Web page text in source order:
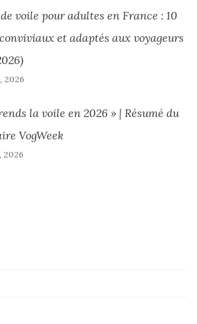
voile pour adultes en France : 10
et adaptés aux voyageurs
2026
la voile en 2026 » | Résumé du
VogWeek
2026